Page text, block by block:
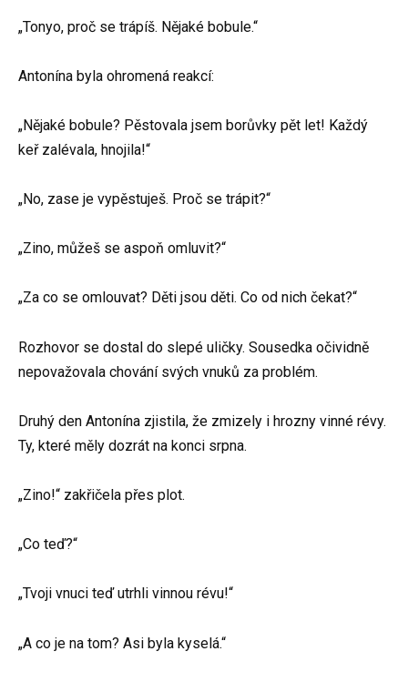
„Tonyo, proč se trápíš. Nějaké bobule.“
Antonína byla ohromená reakcí:
„Nějaké bobule? Pěstovala jsem borůvky pět let! Každý
keř zalévala, hnojila!“
„No, zase je vypěstuješ. Proč se trápit?“
„Zino, můžeš se aspoň omluvit?“
„Za co se omlouvat? Děti jsou děti. Co od nich čekat?“
Rozhovor se dostal do slepé uličky. Sousedka očividně
nepovažovala chování svých vnuků za problém.
Druhý den Antonína zjistila, že zmizely i hrozny vinné révy.
Ty, které měly dozrát na konci srpna.
„Zino!“ zakřičela přes plot.
„Co teď?“
„Tvoji vnuci teď utrhli vinnou révu!“
„A co je na tom? Asi byla kyselá.“